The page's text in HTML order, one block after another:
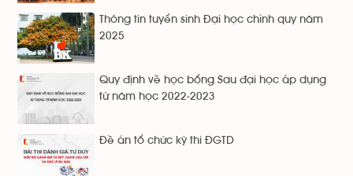
Thông tin tuyển sinh Đại học chính quy năm
2025
Quy định về học bổng Sau đại học áp dụng
từ năm học 2022-2023
Đề án tổ chức kỳ thi ĐGTD